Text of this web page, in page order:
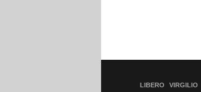
LIBERO VIRGILIO